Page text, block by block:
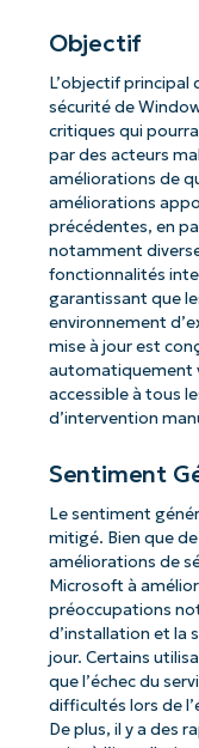
Objectif
L’objectif principal
sécurité de
critiques qui
par des acteurs
améliorations de
améliorations
précédentes, en
notamment
fonctionnalités
garantissant que
environnement
mise à jour est
automatiquement
accessible à tous
d’intervention
Sentiment
Le sentiment
mitigé. Bien que
améliorations de
Microsoft à
préoccupations
d’installation et la
jour. Certains
que l’échec du
difficultés lors de
De plus, il y a des